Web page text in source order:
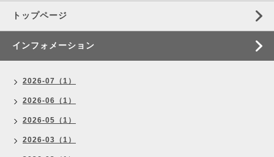
トップページ
インフォメーション
2026-07（1）
2026-06（1）
2026-05（1）
2026-03（1）